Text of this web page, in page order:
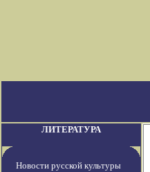
ЛИТЕРАТУРА
Новости русской культуры